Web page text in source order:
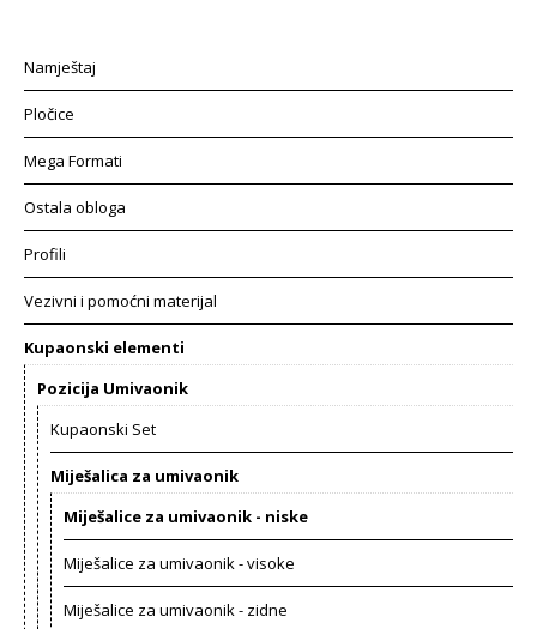
Namještaj
Pločice
Mega Formati
Ostala obloga
Profili
Vezivni i pomoćni materijal
Kupaonski elementi
Pozicija Umivaonik
Kupaonski Set
Miješalica za umivaonik
Miješalice za umivaonik - niske
Miješalice za umivaonik - visoke
Miješalice za umivaonik - zidne